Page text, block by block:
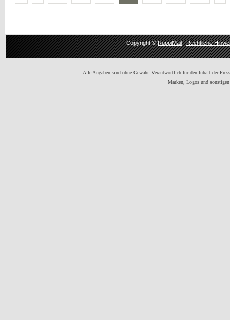
Copyright ©RuppiMail|Rechtliche
Alle Angaben sind ohne Gewähr. Verantwortlich für den Inhalt der
Marken, Logos und